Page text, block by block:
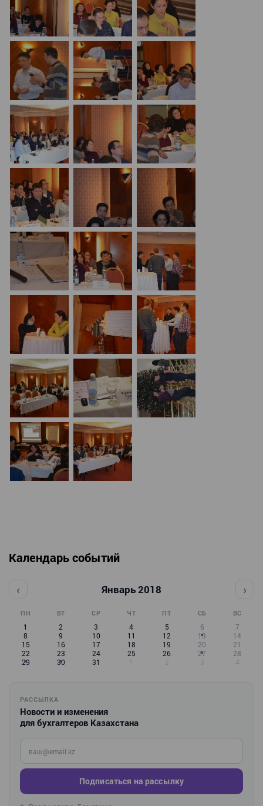
Календарь событий
‹ Январь 2018 ›
ПН ВТ СР ЧТ ПТ СБ ВС
1 2 3 4 5 6
7
8
9 10 11 12 13
14
15
16 17 18 19 20
21
22
23 24 25 26 27
28
29
30 31 1 2 3 4
РАССЫЛКА
Новости и изменения
для бухгалтеров Казахстана
Введите ваш e-mail
Подписаться на рассылку